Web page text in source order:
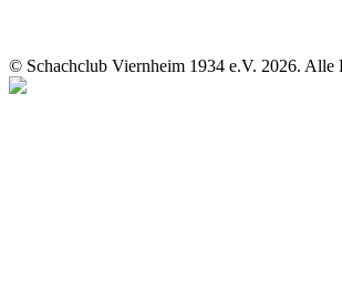
© Schachclub Viernheim 1934 e.V. 2026. Alle